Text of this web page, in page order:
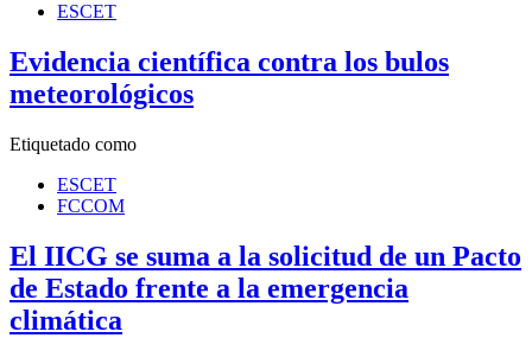
ESCET
Evidencia científica contra los bulos
meteorológicos
Etiquetado como
ESCET
FCCOM
El IICG se suma a la solicitud de un Pacto
de Estado frente a la emergencia
climática